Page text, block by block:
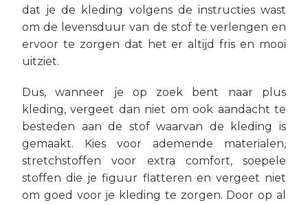
dat je de kleding volgens de instructies wast
om de levensduur van de stof te verlengen en
ervoor te zorgen dat het er altijd fris en mooi
uitziet.
Dus, wanneer je op zoek bent naar plus
kleding, vergeet dan niet om ook aandacht te
besteden aan de stof waarvan de kleding is
gemaakt. Kies voor ademende materialen,
stretchstoffen voor extra comfort, soepele
stoffen die je figuur flatteren en vergeet niet
om goed voor je kleding te zorgen. Door op al